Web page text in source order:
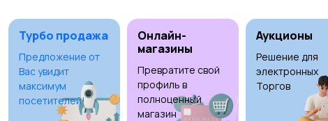
творчества
Турбо продажа
Предложение от
Вас увидит
максимум
посетителей!
Онлайн-
магазины
Превратите свой
профиль в
полноценный
магазин
Аукционы
Решение для
электронных
Торгов